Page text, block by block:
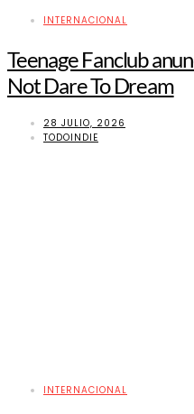
INTERNACIONAL
Teenage Fanclub
Not Dare To Dream
28 JULIO, 2026
TODOINDIE
INTERNACIONAL